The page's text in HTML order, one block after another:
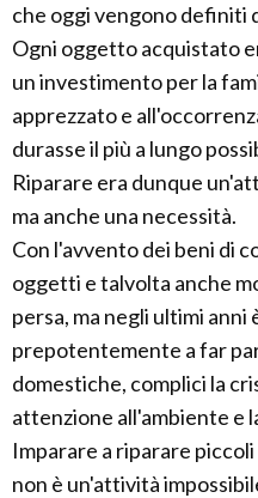
che oggi vengono definiti
Ogni oggetto acquistato
un investimento per la
apprezzato e
durasse il più a lungo
Riparare era dunque
ma anche una necessità.
Con l'avvento dei beni di
oggetti e talvolta anche
persa, ma negli ultimi
prepotentemente a far
domestiche, complici la
attenzione all'ambiente e
Imparare a riparare
non è un'attività